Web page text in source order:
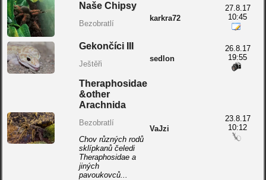
Naše Chipsy
Bezobratlí
karkra72
27.8.17
10:45
Gekončíci III
Ještěři
sedlon
26.8.17
19:55
Theraphosidae
&other
Arachnida
Bezobratlí
Chov různých rodů
sklípkanů čeledi
Theraphosidae a
jiných
pavoukovců...
VaJzi
23.8.17
10:12